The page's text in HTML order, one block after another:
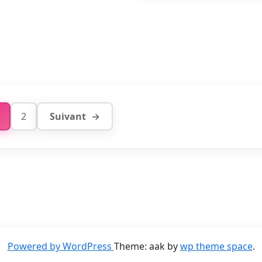
2 Suivant
Powered by WordPress Theme: aak bywp theme space.